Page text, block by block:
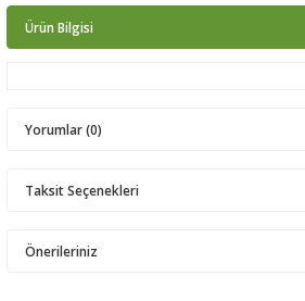
Ürün Bilgisi
Yorumlar (0)
Taksit Seçenekleri
Önerileriniz